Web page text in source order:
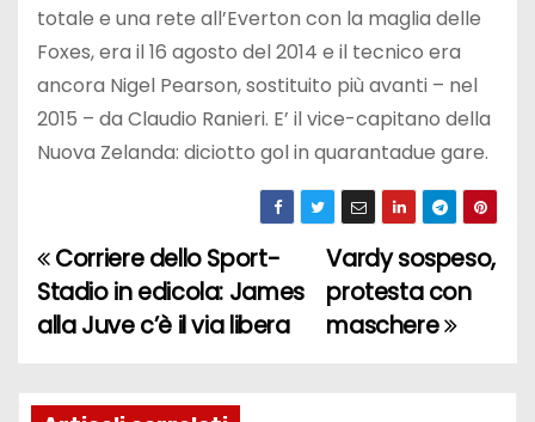
totale e una rete all’Everton con la maglia delle
Foxes, era il 16 agosto del 2014 e il tecnico era
ancora Nigel Pearson, sostituito più avanti – nel
2015 – da Claudio Ranieri. E’ il vice-capitano della
Nuova Zelanda: diciotto gol in quarantadue gare.
N
a
Vardy sospeso,
protesta con
maschere
Corriere dello Sport-
Stadio in edicola: James
alla Juve c’è il via libera